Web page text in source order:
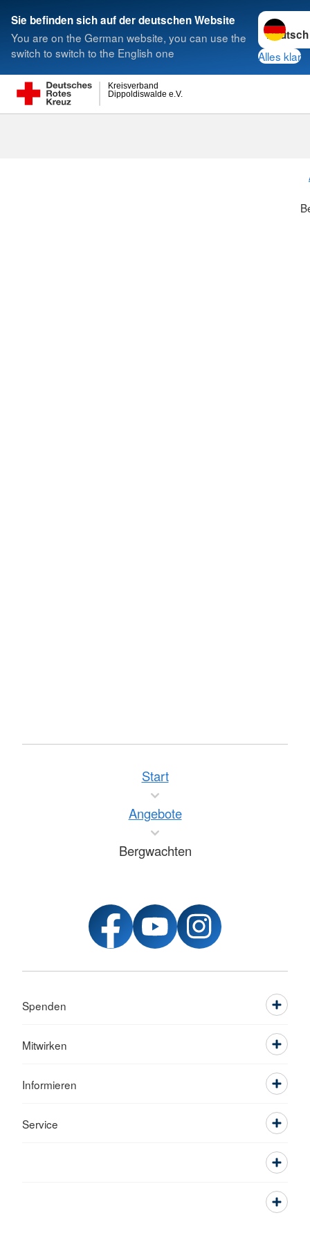
Sie befinden sich auf der deutschen Website
You are on the German website, you can use the
switch to switch to the English one
Sprache
Alles klar
Dippoldiswalde e.V.
Kreisverband
Suche
Start
Angebote
Bergwachten
Spenden
Mitwirken
Informieren
Service